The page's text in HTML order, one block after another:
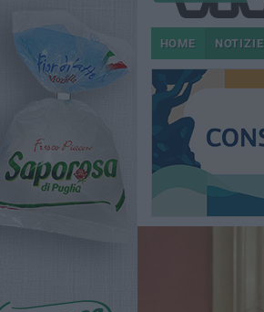
HOME NOTIZIE